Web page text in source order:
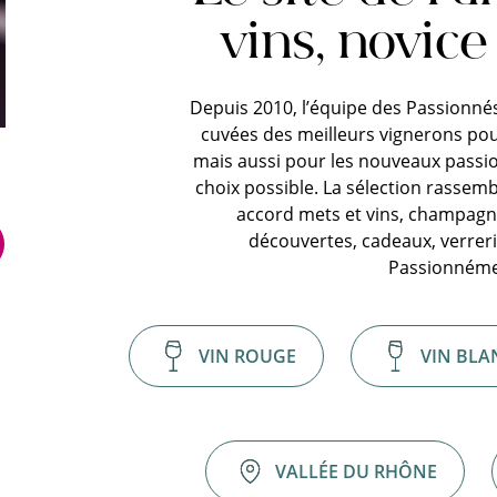
vins,
Depuis 2010, l’équipe des
cuvées des meilleurs vignerons
mais aussi pour les nouveaux
choix possible. La sélection
accord mets et vins,
découvertes, cadeaux,
VIN ROUGE VIN
VALLÉE DU RHÔNE